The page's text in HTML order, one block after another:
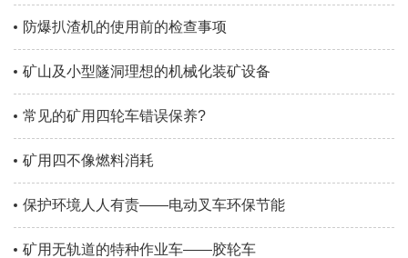
防爆扒渣机的使用前的检查事项
矿山及小型隧洞理想的机械化装矿设备
常见的矿用四轮车错误保养?
矿用四不像燃料消耗
保护环境人人有责——电动叉车环保节能
矿用无轨道的特种作业车——胶轮车